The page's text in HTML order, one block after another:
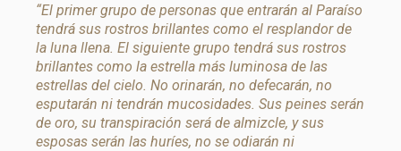
“El primer grupo de personas que entrarán al Paraíso
tendrá sus rostros brillantes como el resplandor de
la luna llena. El siguiente grupo tendrá sus rostros
brillantes como la estrella más luminosa de las
estrellas del cielo. No orinarán, no defecarán, no
esputarán ni tendrán mucosidades. Sus peines serán
de oro, su transpiración será de almizcle, y sus
esposas serán las huríes, no se odiarán ni